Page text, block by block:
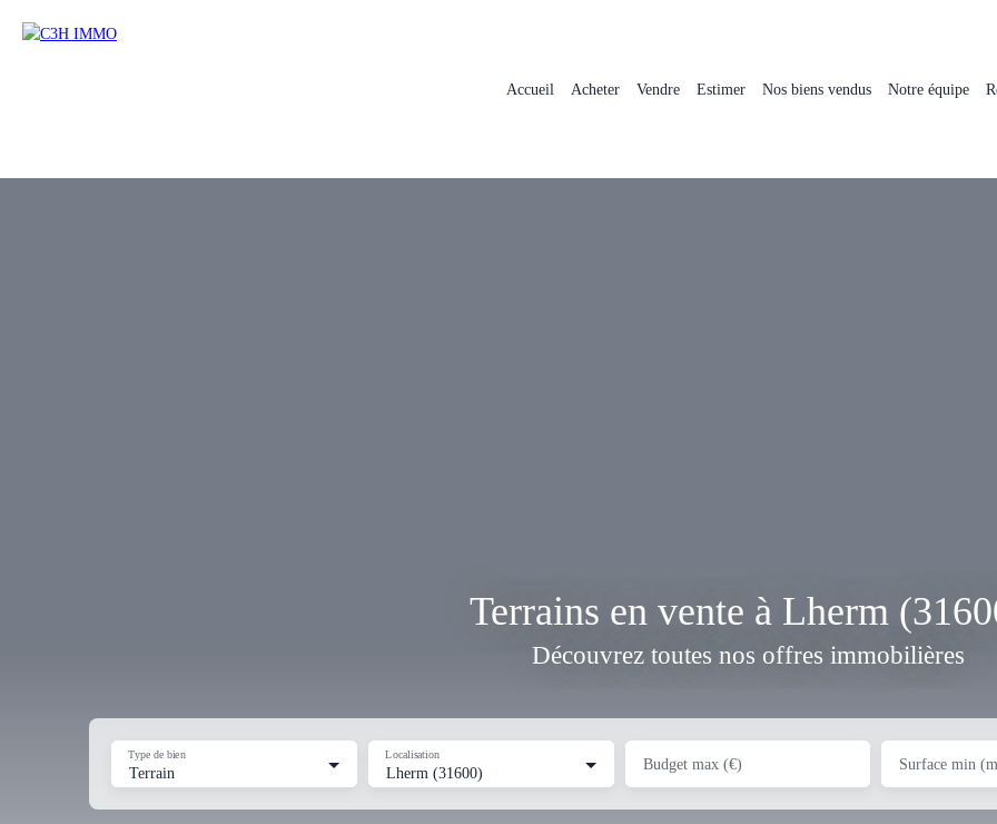
Accueil Acheter Vendre Estimer Nos biens vendus Notre équipe
Terrains en vente à Lherm
Découvrez toutes nos offres immobilières
Terrain
Type de bien
Lherm (31600)
Localisation
Budget max (€) Surface min